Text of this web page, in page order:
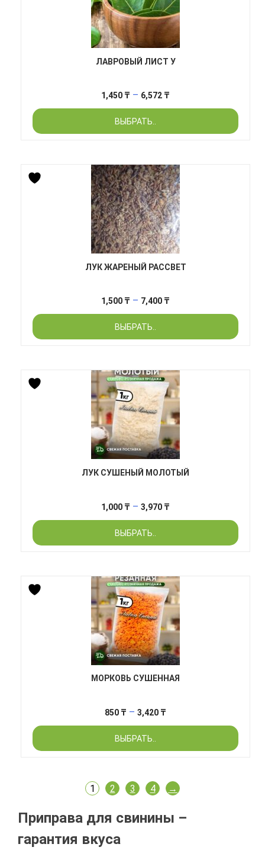
ЛАВРОВЫЙ ЛИСТ У
1,450 ₸ – 6,572 ₸
цен:
–
ВЫБРАТЬ..
ЛУК ЖАРЕНЫЙ РАССВЕТ
1,500 ₸ – 7,400 ₸
цен:
–
ВЫБРАТЬ..
ЛУК СУШЕНЫЙ МОЛОТЫЙ
1,000 ₸ – 3,970 ₸
цен:
–
ВЫБРАТЬ..
МОРКОВЬ СУШЕННАЯ
850 ₸ – 3,420 ₸
цен:
–
ВЫБРАТЬ..
1 2 3 4 →
Приправа для свинины –
гарантия вкуса